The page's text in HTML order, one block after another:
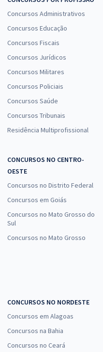
(Código
R$
CONTER - Conselho
Conhecimentos Específicos
Concursos Administrativos
Concursos Educação
Concursos Fiscais
Concursos Jurídicos
Concursos Militares
Concursos Policiais
Concursos Saúde
Concursos Tribunais
Residência Multiprofissional
CONCURSOS NO CENTRO-
OESTE
Concursos no Distrito Federal
Concursos em Goiás
Concursos no Mato Grosso do
Sul
Concursos no Mato Grosso
CONCURSOS NO NORDESTE
Concursos em Alagoas
Concursos na Bahia
Concursos no Ceará